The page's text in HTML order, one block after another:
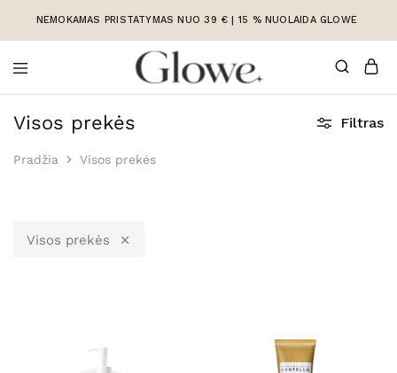
NEMOKAMAS PRISTATYMAS NUO 39 € | 15 % NUOLAIDA GLOWE
Korėjietiška
kosmetika
Korėjietiška
kosmetika
internetu
Visos prekės
Pradžia Visos prekės
Filtras
Visos prekės